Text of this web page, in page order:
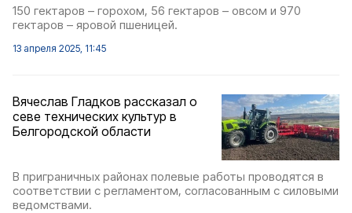
150 гектаров – горохом, 56 гектаров – овсом и 970
гектаров – яровой пшеницей.
13 апреля 2025, 11:45
Вячеслав Гладков рассказал о
севе технических культур в
Белгородской области
В приграничных районах полевые работы проводятся в
соответствии с регламентом, согласованным с силовыми
ведомствами.